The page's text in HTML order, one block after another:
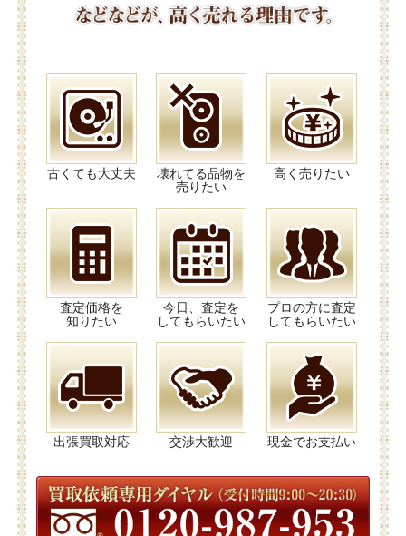
古くても大丈夫
壊れてる品物を
売りたい
高く売りたい
査定価格を
知りたい
今日、査定を
してもらいたい
プロの方に査定
してもらいたい
出張買取対応 交渉大歓迎 現金でお支払い